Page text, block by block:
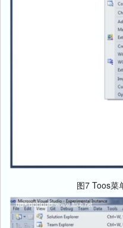
图7 Toos菜单